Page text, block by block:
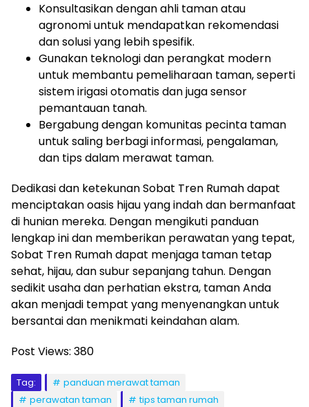
Konsultasikan dengan ahli taman atau
agronomi untuk mendapatkan rekomendasi
dan solusi yang lebih spesifik.
Gunakan teknologi dan perangkat modern
untuk membantu pemeliharaan taman, seperti
sistem irigasi otomatis dan juga sensor
pemantauan tanah.
Bergabung dengan komunitas pecinta taman
untuk saling berbagi informasi, pengalaman,
dan tips dalam merawat taman.
Dedikasi dan ketekunan Sobat Tren Rumah dapat
menciptakan oasis hijau yang indah dan bermanfaat
di hunian mereka. Dengan mengikuti panduan
lengkap ini dan memberikan perawatan yang tepat,
Sobat Tren Rumah dapat menjaga taman tetap
sehat, hijau, dan subur sepanjang tahun. Dengan
sedikit usaha dan perhatian ekstra, taman Anda
akan menjadi tempat yang menyenangkan untuk
bersantai dan menikmati keindahan alam.
Post Views: 380
Tag:
panduan merawat taman
perawatan taman
tips taman rumah